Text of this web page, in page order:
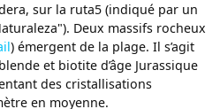
sur la ruta5 (indiqué par un
Deux massifs rocheux
) émergent de la plage. Il s’agit
et biotite d’âge Jurassique
des cristallisations
en moyenne.